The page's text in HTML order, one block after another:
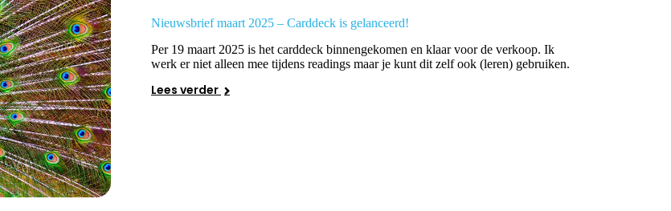
Nieuwsbrief maart 2025 – Carddeck is gelanceerd!
Per 19 maart 2025 is het carddeck binnengekomen en klaar voor de verkoop. Ik
werk er niet alleen mee tijdens readings maar je kunt dit zelf ook (leren) gebruiken.
Lees verder